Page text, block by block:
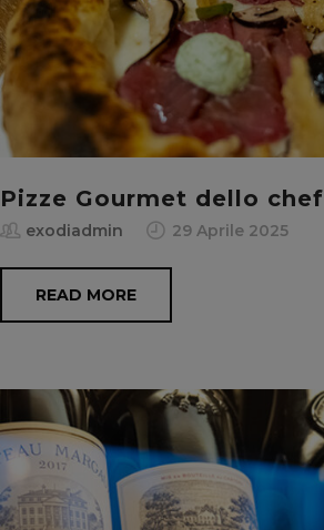
Pizze Gourmet dello chef
exodiadmin 29 Aprile 2025
READ MORE